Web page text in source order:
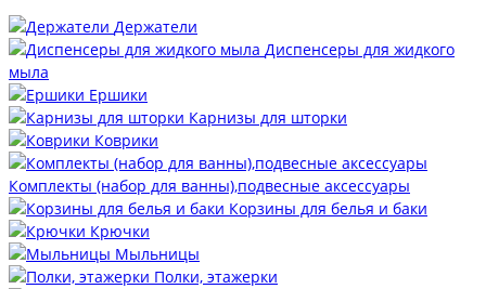
Держатели
Диспенсеры для жидкого
мыла
Ершики
Карнизы для шторки
Коврики
Комплекты (набор для ванны),подвесные аксессуары
Корзины для белья и баки
Крючки
Мыльницы
Полки, этажерки